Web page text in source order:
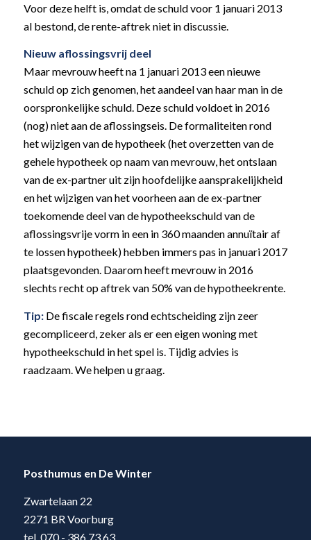
Voor deze helft is, omdat de schuld voor 1 januari 2013
al bestond, de rente-aftrek niet in discussie.
Nieuw aflossingsvrij deel
Maar mevrouw heeft na 1 januari 2013 een nieuwe
schuld op zich genomen, het aandeel van haar man in de
oorspronkelijke schuld. Deze schuld voldoet in 2016
(nog) niet aan de aflossingseis. De formaliteiten rond
het wijzigen van de hypotheek (het overzetten van de
gehele hypotheek op naam van mevrouw, het ontslaan
van de ex-partner uit zijn hoofdelijke aansprakelijkheid
en het wijzigen van het voorheen aan de ex-partner
toekomende deel van de hypotheekschuld van de
aflossingsvrije vorm in een in 360 maanden annuïtair af
te lossen hypotheek) hebben immers pas in januari 2017
plaatsgevonden. Daarom heeft mevrouw in 2016
slechts recht op aftrek van 50% van de hypotheekrente.
Tip:De fiscale regels rond echtscheiding zijn zeer
gecompliceerd, zeker als er een eigen woning met
hypotheekschuld in het spel is. Tijdig advies is
raadzaam. We helpen u graag.
Posthumus en De Winter
Zwartelaan 22
2271 BR Voorburg
tel. 070 - 386 73 63